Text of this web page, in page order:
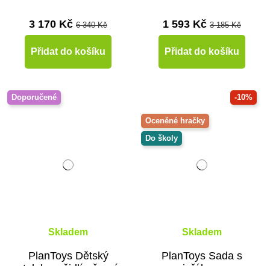
3 170 Kč 6 340 Kč
Přidat do košíku
1 593 Kč 3 185 Kč
Přidat do košíku
Doporučené
Skladem
PlanToys Dětský
-10%
Oceněné hračky
Do školy
Skladem
PlanToys Sada s